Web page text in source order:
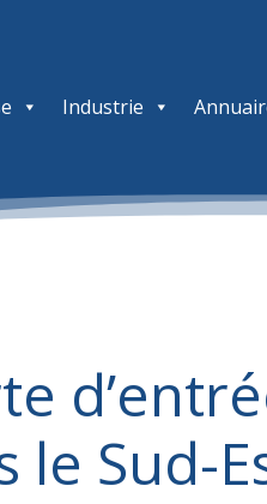
Industrie
le Sud-